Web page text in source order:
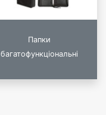
Папки
багатофункціональні